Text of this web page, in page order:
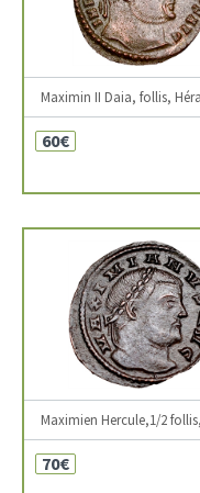
Maximin II Daia, follis,
60€
Maximien Hercule,1/2
70€